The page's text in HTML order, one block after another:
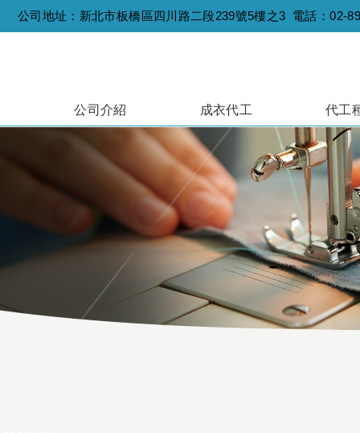
公司地址：新北市板橋區四川路二段239號5樓之3 電話：02-
公司介紹 成衣代工 代工